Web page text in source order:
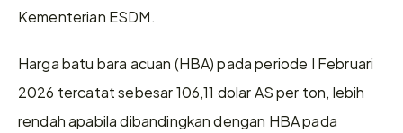
Kementerian ESDM.
Harga batu bara acuan (HBA) pada periode I Februari
2026 tercatat sebesar 106,11 dolar AS per ton, lebih
rendah apabila dibandingkan dengan HBA pada